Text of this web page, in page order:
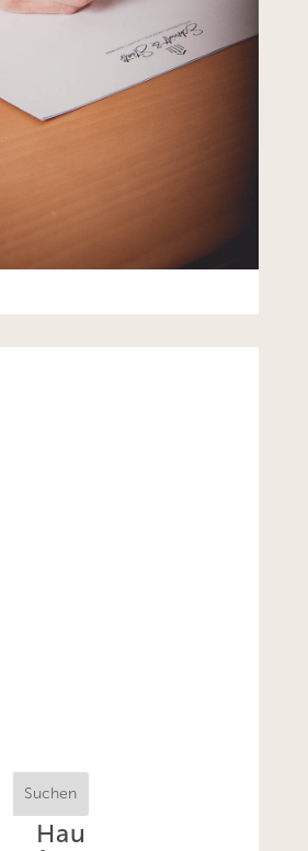
Suchen
Hau